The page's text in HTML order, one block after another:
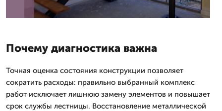
Почему диагностика важна
Точная оценка состояния конструкции позволяет
сократить расходы: правильно выбранный комплекс
работ исключает лишнюю замену элементов и повышает
срок службы лестницы. Восстановление металлической